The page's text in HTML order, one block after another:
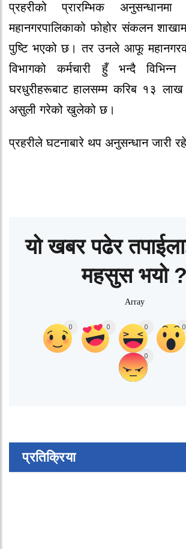
प्रहरीको प्रारम्भिक अनुसन्धानमा
महानगरपालिकाको फोहोर संकलन
पुष्टि भएको छ। तर उनले आफू
विभागको कर्मचारी हुँ भन्दै विभिन्न
घरधुरीहरूबाट हालसम्म करिब १३
असुली गरेको खुलेको छ।
प्रहरीले घटनाबारे थप अनुसन्धान जारी
यो खबर पढेर
महसुस भयो ?
Array
0 0 0 0
0
प्रतिक्रिया